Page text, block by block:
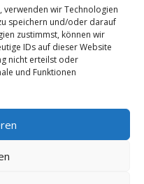
wir Technologien
speichern und/oder darauf
zustimmst, können wir
IDs auf dieser Website
nicht erteilst oder
und Funktionen
Peine|